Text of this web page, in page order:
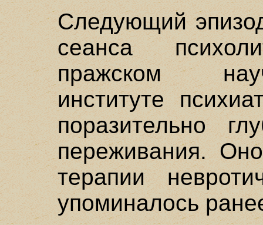
Следующий
сеанса
пражском
институте
поразительно
переживания.
терапии
упоминалось